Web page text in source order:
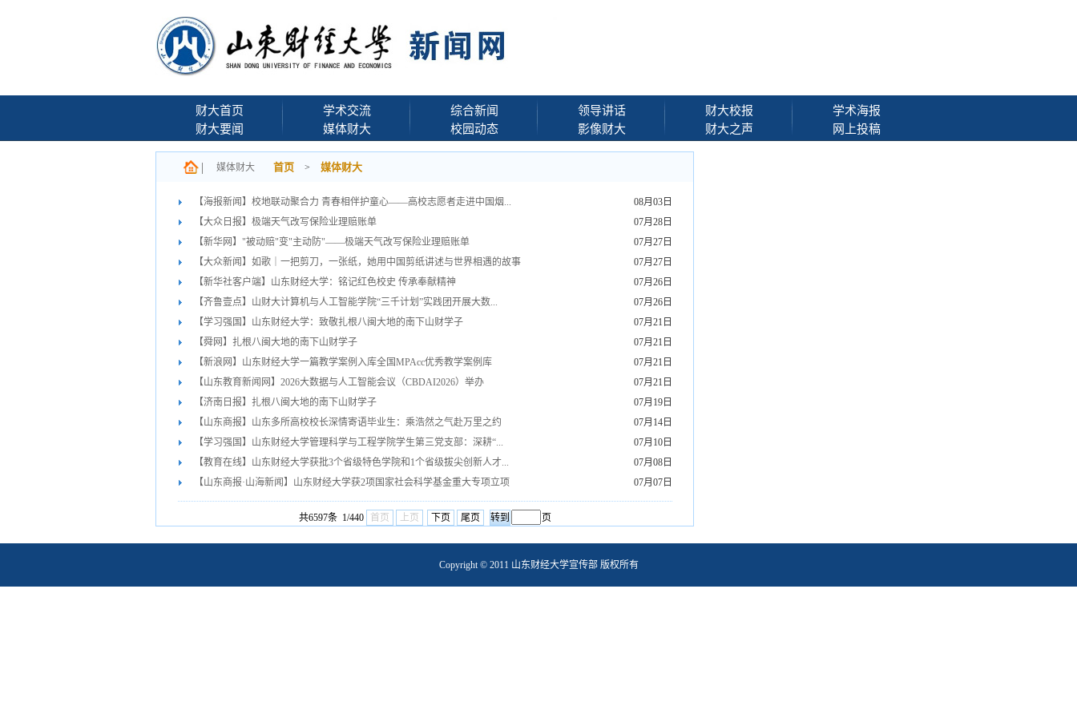
财大首页
财大要闻
学术交流
媒体财大
综合新闻
校园动态
领导讲话
影像财大
财大校报
财大之声
学术海报
网上投稿
媒体财大 首页 > 媒体财大
【海报新闻】校地联动聚合力 青春相伴护童心——高校志愿者走进中国烟...
08月03日
【大众日报】极端天气改写保险业理赔账单
07月28日
【新华网】"被动赔"变"主动防"——极端天气改写保险业理赔账单
07月27日
【大众新闻】如歌｜一把剪刀，一张纸，她用中国剪纸讲述与世界相遇的故事
07月27日
【新华社客户端】山东财经大学：铭记红色校史 传承奉献精神
07月26日
【齐鲁壹点】山财大计算机与人工智能学院“三千计划”实践团开展大数...
07月26日
【学习强国】山东财经大学：致敬扎根八闽大地的南下山财学子
07月21日
【舜网】扎根八闽大地的南下山财学子
07月21日
【新浪网】山东财经大学一篇教学案例入库全国MPAcc优秀教学案例库
07月21日
【山东教育新闻网】2026大数据与人工智能会议（CBDAI2026）举办
07月21日
【济南日报】扎根八闽大地的南下山财学子
07月19日
【山东商报】山东多所高校校长深情寄语毕业生：乘浩然之气赴万里之约
07月14日
【学习强国】山东财经大学管理科学与工程学院学生第三党支部：深耕“...
07月10日
【教育在线】山东财经大学获批3个省级特色学院和1个省级拔尖创新人才...
07月08日
【山东商报·山海新闻】山东财经大学获2项国家社会科学基金重大专项立项
07月07日
共6597条 1/440 首页 上页 下页 尾页 页
Copyright © 2011 山东财经大学宣传部 版权所有